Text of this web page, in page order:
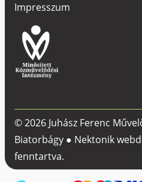
Impresszum
© 2026 Juhász Ferenc
Biatorbágy ● Nektonik
fenntartva.